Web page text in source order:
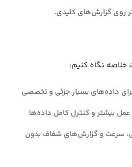
نگاه کنیم:
داده‌های بسیار جزئی و تخصصی
عمل بیشتر و کنترل کامل داده‌ها
سرعت و گزارش‌های شفاف بدون